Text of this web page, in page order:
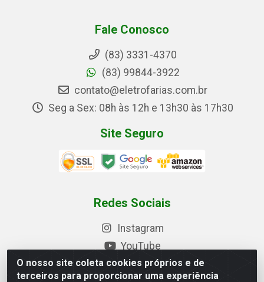
O nosso site coleta cookies próprios e de
terceiros para proporcionar uma experiência
Fale Conosco
(83) 3331-4370
(83) 99844-3922
contato@eletrofarias.com.br
Seg a Sex: 08h às 12h e 13h30 às 17h30
Site Seguro
Redes Sociais
Instagram
YouTube
Formas de Pagamento